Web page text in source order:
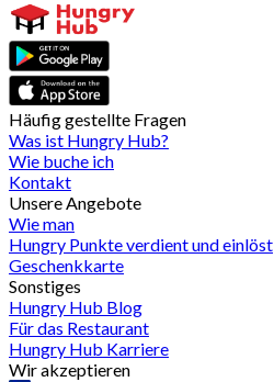
Häufig gestellte Fragen
Was ist Hungry Hub?
Wie buche ich
Kontakt
Unsere Angebote
Wie man
Hungry Punkte verdient und einlöst
Geschenkkarte
Sonstiges
Hungry Hub Blog
Für das Restaurant
Hungry Hub Karriere
Wir akzeptieren